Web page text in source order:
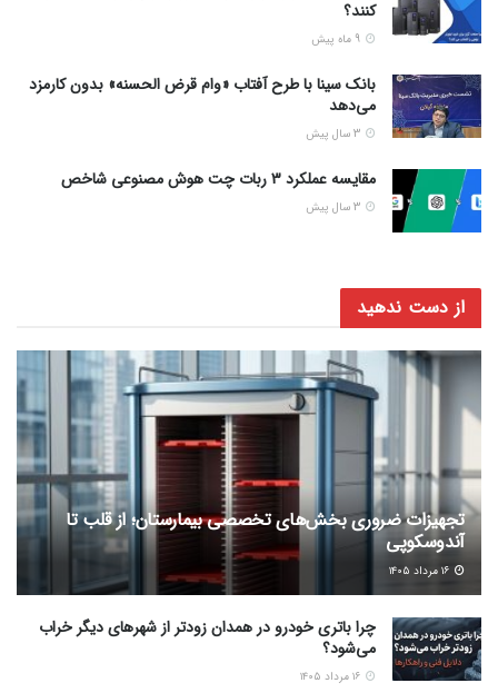
کنند؟
بانک سینا با طرح آفتاب «وام قرض‌ الحسنه» بدون کارمزد
می‌دهد
مقایسه عملکرد 3 ربات چت هوش مصنوعی شاخص
از دست ندهید
تجهیزات ضروری بخش‌های تخصصی بیمارستان؛ از قلب تا
آندوسکوپی
چرا باتری خودرو در همدان زودتر از شهرهای دیگر خراب
می‌شود؟